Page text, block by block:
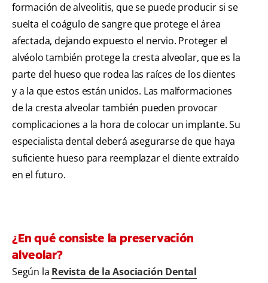
formación de alveolitis, que se puede producir si se
suelta el coágulo de sangre que protege el área
afectada, dejando expuesto el nervio. Proteger el
alvéolo también protege la cresta alveolar, que es la
parte del hueso que rodea las raíces de los dientes
y a la que estos están unidos. Las malformaciones
de la cresta alveolar también pueden provocar
complicaciones a la hora de colocar un implante. Su
especialista dental deberá asegurarse de que haya
suficiente hueso para reemplazar el diente extraído
en el futuro.
¿En qué consiste la preservación
alveolar?
Según la Revista de la Asociación Dental